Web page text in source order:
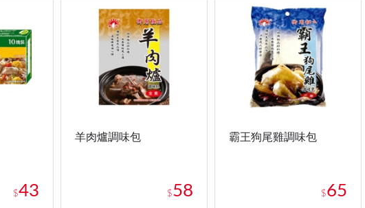
$43
羊肉爐調味包
$58
霸王狗尾雞調味包
$65